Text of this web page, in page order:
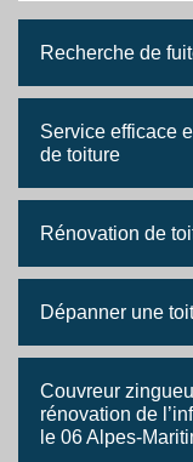
Recherche de
Service efficace
de toiture
Rénovation de
Dépanner une
Couvreur
rénovation de
le 06 Alpes-